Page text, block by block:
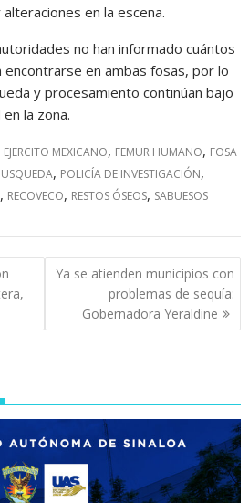
en la escena.
no han informado cuántos
en ambas fosas, por lo
y procesamiento continúan bajo
la zona.
EJERCITO MEXICANO, FEMUR HUMANO, FOSA
, POLICÍA DE INVESTIGACIÓN,
, RECOVECO, RESTOS ÓSEOS, SABUESOS
Ya se atienden municipios con
problemas de sequía:
Gobernadora Yeraldine